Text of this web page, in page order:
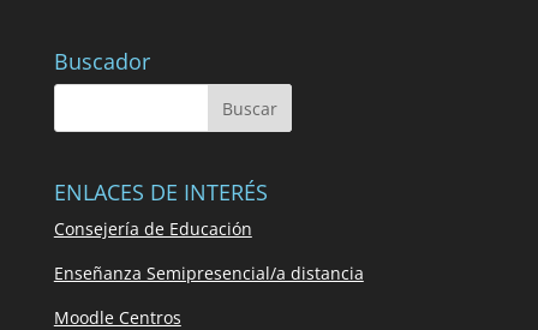
Buscador
ENLACES DE INTERÉS
Consejería de Educación
Enseñanza Semipresencial/a distancia
Moodle Centros